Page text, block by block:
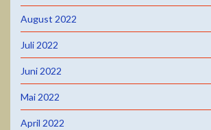
August 2022
Juli 2022
Juni 2022
Mai 2022
April 2022